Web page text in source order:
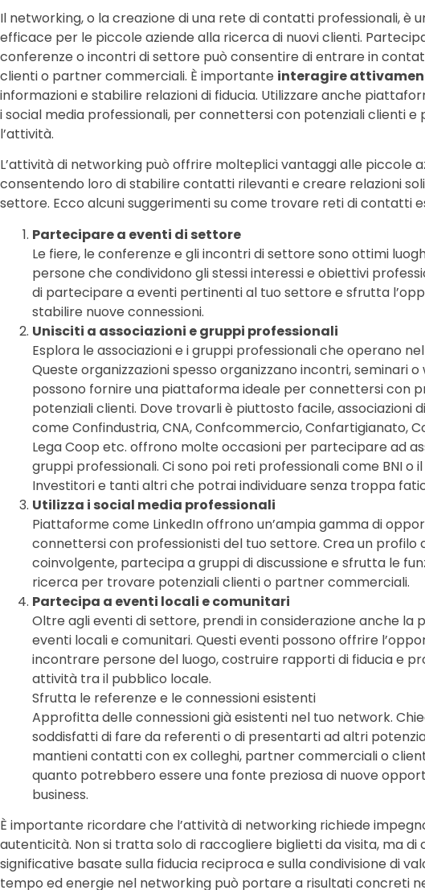
Il networking, o la creazione di una rete di contatti professionali, è
efficace per le piccole aziende alla ricerca di nuovi clienti.
conferenze o incontri di settore può consentire di entrare in
clienti o partner commerciali. È importante interagire
informazioni e stabilire relazioni di fiducia. Utilizzare anche
i social media professionali, per connettersi con potenziali clienti e
l’attività.
L’attività di networking può offrire molteplici vantaggi alle piccole
consentendo loro di stabilire contatti rilevanti e creare relazioni
settore. Ecco alcuni suggerimenti su come trovare reti di contatti
Partecipare a eventi di settore
Le fiere, le conferenze e gli incontri di settore sono ottimi
persone che condividono gli stessi interessi e obiettivi
di partecipare a eventi pertinenti al tuo settore e sfrutta
stabilire nuove connessioni.
Unisciti a associazioni e gruppi professionali
Esplora le associazioni e i gruppi professionali che operano
Queste organizzazioni spesso organizzano incontri, seminari
possono fornire una piattaforma ideale per connettersi con
potenziali clienti. Dove trovarli è piuttosto facile, associazioni
come Confindustria, CNA, Confcommercio, Confartigianato,
Lega Coop etc. offrono molte occasioni per partecipare ad
gruppi professionali. Ci sono poi reti professionali come BNI o
Investitori e tanti altri che potrai individuare senza troppa
Utilizza i social media professionali
Piattaforme come LinkedIn offrono un’ampia gamma di
connettersi con professionisti del tuo settore. Crea un profilo
coinvolgente, partecipa a gruppi di discussione e sfrutta le
ricerca per trovare potenziali clienti o partner commerciali.
Partecipa a eventi locali e comunitari
Oltre agli eventi di settore, prendi in considerazione anche la
eventi locali e comunitari. Questi eventi possono offrire
incontrare persone del luogo, costruire rapporti di fiducia e
attività tra il pubblico locale.
Sfrutta le referenze e le connessioni esistenti
Approfitta delle connessioni già esistenti nel tuo network.
soddisfatti di fare da referenti o di presentarti ad altri
mantieni contatti con ex colleghi, partner commerciali o
quanto potrebbero essere una fonte preziosa di nuove
business.
È importante ricordare che l’attività di networking richiede
autenticità. Non si tratta solo di raccogliere biglietti da visita, ma di
significative basate sulla fiducia reciproca e sulla condivisione di
tempo ed energie nel networking può portare a risultati concreti